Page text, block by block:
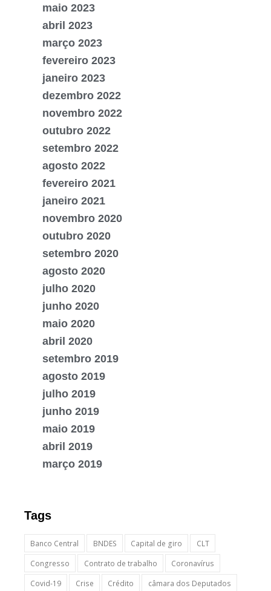
maio 2023
abril 2023
março 2023
fevereiro 2023
janeiro 2023
dezembro 2022
novembro 2022
outubro 2022
setembro 2022
agosto 2022
fevereiro 2021
janeiro 2021
novembro 2020
outubro 2020
setembro 2020
agosto 2020
julho 2020
junho 2020
maio 2020
abril 2020
setembro 2019
agosto 2019
julho 2019
junho 2019
maio 2019
abril 2019
março 2019
Tags
Banco Central BNDES Capital de giro
CLT
Congresso
Contrato de trabalho
Coronavírus
Covid-19
Crise Crédito
câmara dos Deputados